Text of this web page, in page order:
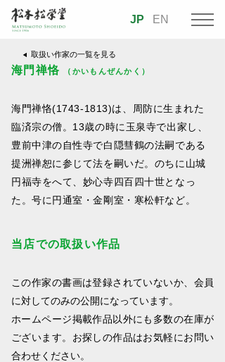
JP EN
取扱い作家の一覧を見る
海門禅恪 （かいもんぜんかく）
海門禅恪(1743-1813)は、周防に生まれた
臨済宗の僧。13歳の時に玉泉寺で出家し、
豊前中津の自性寺で白隠彗鶴の法嗣である
提洲禅恕に参じて法を嗣いだ。のちに山城
円福寺をへて、妙心寺四百四十世となっ
た。号に円通室・金剛室・寒松軒など。
当店での取扱い作品
この作家の書画は登録されていないか、会員
に対してのみの公開になっています。
ホームページ掲載作品以外にも多数の在庫が
ございます。お探しの作品はお気軽にお問い
合わせください。